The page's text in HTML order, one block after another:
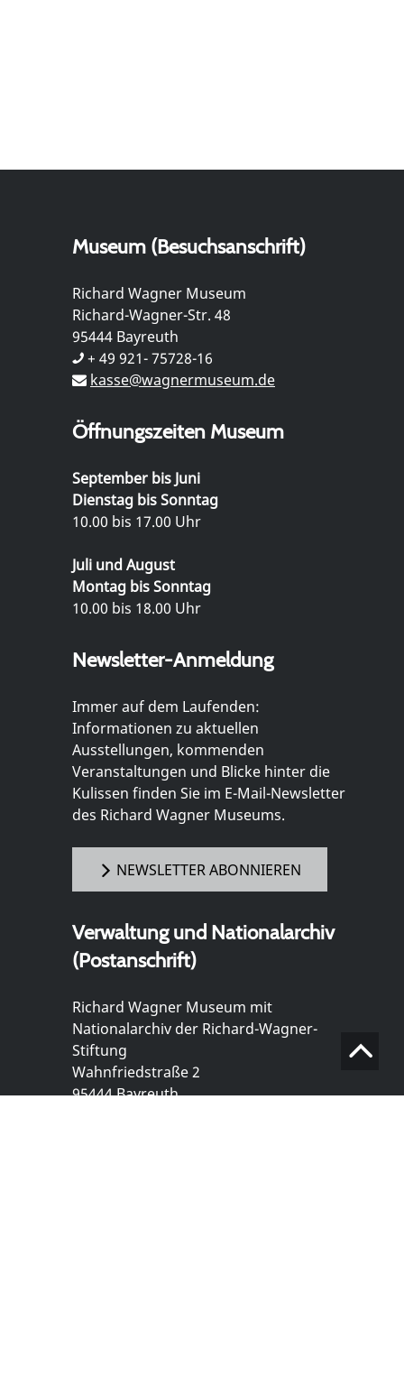
Museum (Besuchsanschrift)
Richard Wagner Museum
Richard-Wagner-Str. 48
95444 Bayreuth
+ 49 921- 75728-16
kasse@wagnermuseum.de
Öffnungszeiten Museum
September bis Juni
Dienstag bis Sonntag
10.00 bis 17.00 Uhr
Juli und August
Montag bis Sonntag
10.00 bis 18.00 Uhr
Newsletter-Anmeldung
Immer auf dem Laufenden:
Informationen zu aktuellen
Ausstellungen, kommenden
Veranstaltungen und Blicke hinter die
Kulissen finden Sie im E-Mail-Newsletter
des Richard Wagner Museums.
NEWSLETTER ABONNIEREN
Verwaltung und Nationalarchiv
(Postanschrift)
Richard Wagner Museum mit
Nationalarchiv der Richard-Wagner-
Stiftung
Wahnfriedstraße 2
95444 Bayreuth